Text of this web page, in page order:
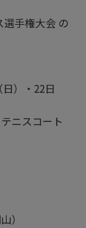
選手権大会 の
）・22日
ニスコート
）